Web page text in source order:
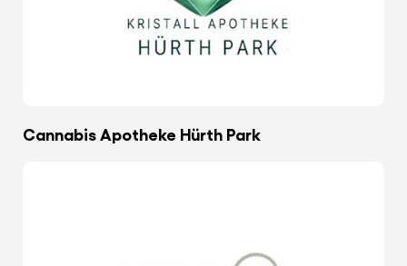
Cannabis Apotheke Hürth Park